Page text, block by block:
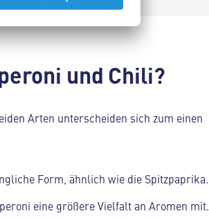
und Chili?
Arten unterscheiden sich zum einen
Form, ähnlich wie die Spitzpaprika.
eine größere Vielfalt an Aromen mit.